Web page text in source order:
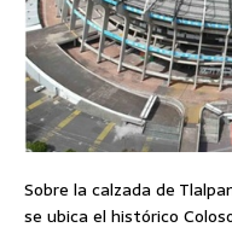
Sobre la calzada de
se ubica el histórico